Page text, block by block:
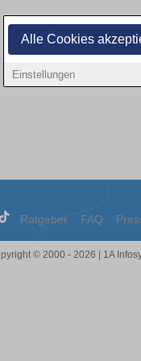
Alle Cookies
Einstellungen
Ratgeber FAQ
© 2000 - 2026 | 1A